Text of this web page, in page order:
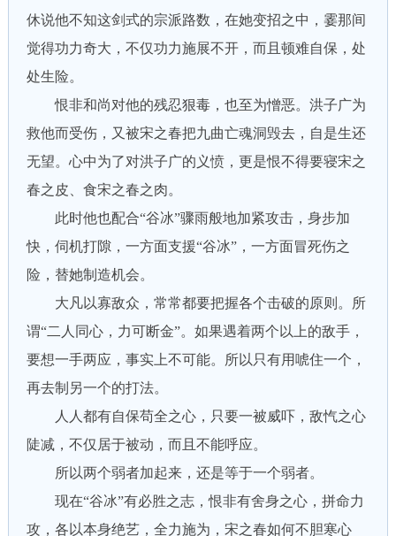
休说他不知这剑式的宗派路数，在她变招之中，霎那间
觉得功力奇大，不仅功力施展不开，而且顿难自保，处
处生险。
恨非和尚对他的残忍狠毒，也至为憎恶。洪子广为
救他而受伤，又被宋之春把九曲亡魂洞毁去，自是生还
无望。心中为了对洪子广的义愤，更是恨不得要寝宋之
春之皮、食宋之春之肉。
此时他也配合“谷冰”骤雨般地加紧攻击，身步加
快，伺机打隙，一方面支援“谷冰”，一方面冒死伤之
险，替她制造机会。
大凡以寡敌众，常常都要把握各个击破的原则。所
谓“二人同心，力可断金”。如果遇着两个以上的敌手，
要想一手两应，事实上不可能。所以只有用唬住一个，
再去制另一个的打法。
人人都有自保苟全之心，只要一被威吓，敌忾之心
陡减，不仅居于被动，而且不能呼应。
所以两个弱者加起来，还是等于一个弱者。
现在“谷冰”有必胜之志，恨非有舍身之心，拼命力
攻，各以本身绝艺，全力施为，宋之春如何不胆寒心